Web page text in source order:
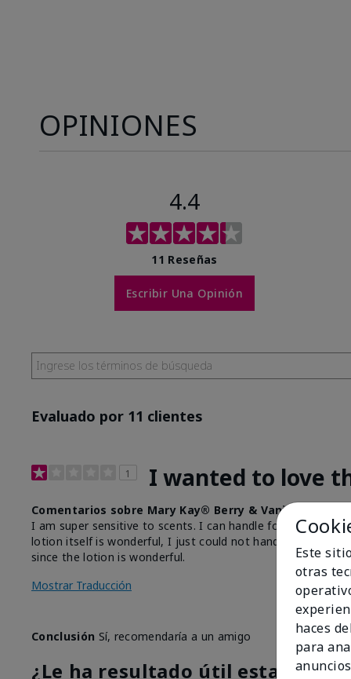
OPINIONES
4.4
11 Reseñas
Escribir Una Opinión
Evaluado por 11 clientes
1 I wanted to love
Comentarios sobre Mary Kay® Berry & Vanilla Scented
I am super sensitive to scents. I can handle food scents,
lotion itself is wonderful, I just could not handle the scent.
since the lotion is wonderful.
Mostrar Traducción
Conclusión Sí, recomendaría a un amigo
¿Le ha resultado útil esta
Este
otras
haces
para